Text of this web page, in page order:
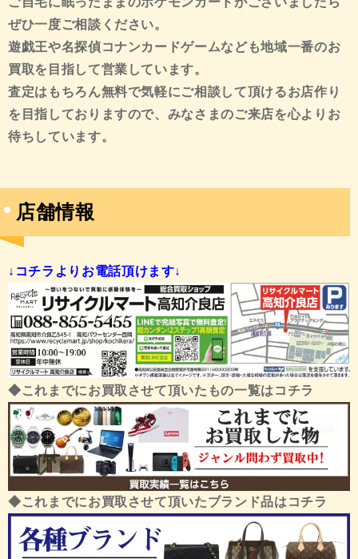
ぜひ一度ご相談ください。
遊戯王や名探偵コナンカードゲームなども地域一番のお
買取を目指して営業しています。
査定はもちろん無料で気軽にご相談して頂けるお店作り
を目指しておりますので、みなさまのご来店を心よりお
待ちしています。
店舗情報
↓コチラよりお電話頂けます↓
◆これまでにお買取させて頂いたもの一覧はコチラ
◆これまでにお買取させて頂いたブランド品はコチラ